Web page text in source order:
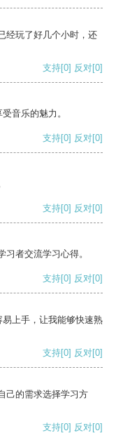
经玩了好几个小时，还
支持[0] 反对[0]
音乐的魅力。
支持[0] 反对[0]
支持[0] 反对[0]
者交流学习心得。
支持[0] 反对[0]
上手，让我能够快速熟
支持[0] 反对[0]
己的需求选择学习方
支持[0] 反对[0]